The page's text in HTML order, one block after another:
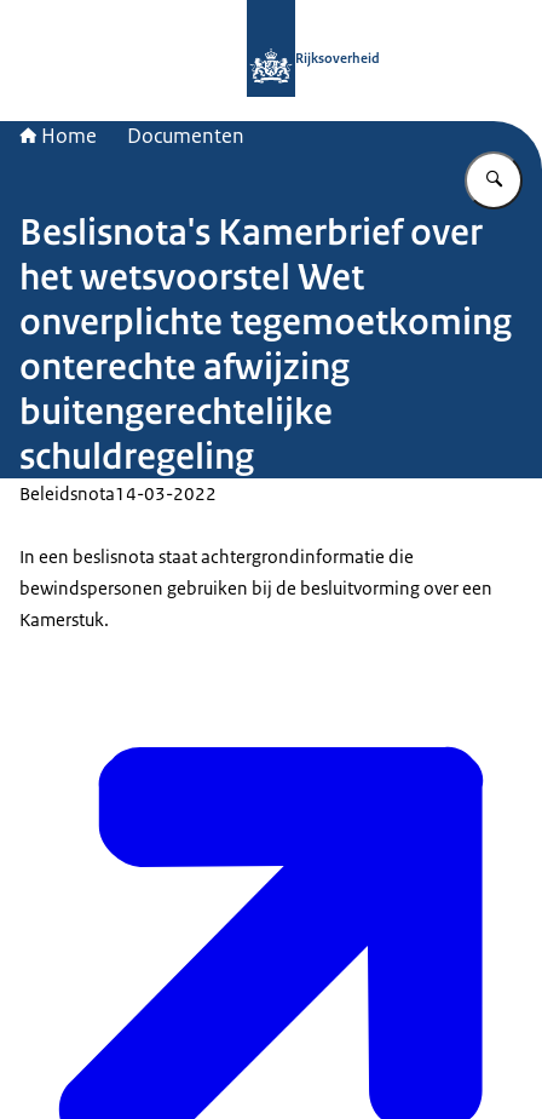
Rijksoverheid
Home Documenten
Beslisnota's Kamerbrief over
het wetsvoorstel Wet
onverplichte tegemoetkoming
onterechte afwijzing
buitengerechtelijke
schuldregeling
Beleidsnota14-03-2022
In een beslisnota staat achtergrondinformatie die
bewindspersonen gebruiken bij de besluitvorming over een
Kamerstuk.